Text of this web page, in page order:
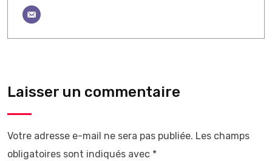
Laisser un commentaire
Votre adresse e-mail ne sera pas publiée. Les champs
obligatoires sont indiqués avec *